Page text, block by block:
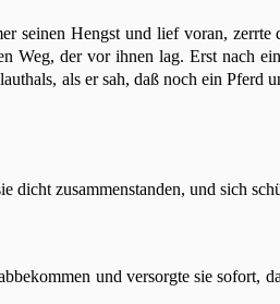
seinen Hengst und lief voran, zerrte
Weg, der vor ihnen lag. Erst nach
als er sah, daß noch ein Pferd
dicht zusammenstanden, und sich
und versorgte sie sofort,